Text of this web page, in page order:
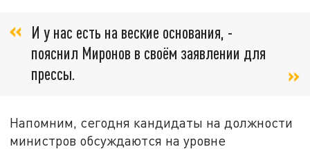
И у нас есть на веские основания, -
пояснил Миронов в своём заявлении для
прессы.
Напомним, сегодня кандидаты на должности
министров обсуждаются на уровне